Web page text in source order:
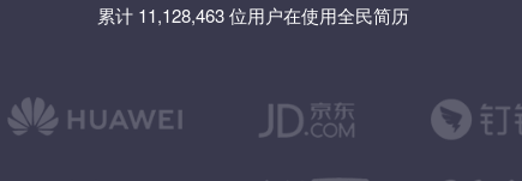
累计 11,128,463 位用户在使用全民简历